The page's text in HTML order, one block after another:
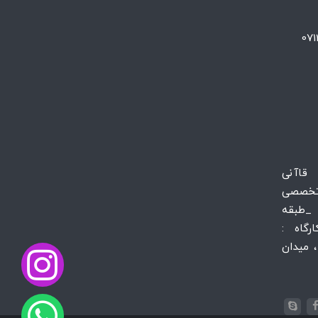
قاآنی
کارگاه :
میدان